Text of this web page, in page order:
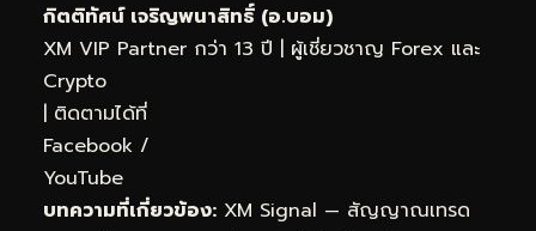
กิตติทัศน์ เจริญพนาสิทธิ์ (อ.บอม)
XM VIP Partner กว่า 13 ปี | ผู้เชี่ยวชาญ Forex และ
Crypto
| ติดตามได้ที่
Facebook /
YouTube
บทความที่เกี่ยวข้อง: XM Signal — สัญญาณเทรด